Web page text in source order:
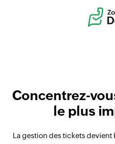
Concentrez-
le plus
La gestion des tickets